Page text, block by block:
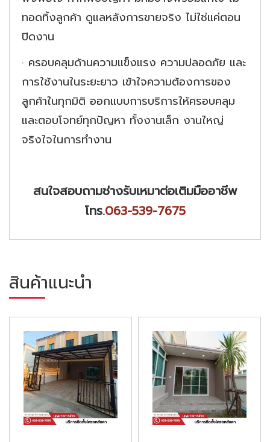
ทอดทิ้งลูกค้า ดูแลหลังการขายจริง ไม่ใช่แค่ตอน
ปิดงาน
· ครอบคลุมด้านความแข็งแรง ความปลอดภัย และ
การใช้งานในระยะยาว เข้าใจความต้องการของ
ลูกค้าในทุกมิติ ออกแบบการบริการให้ครอบคลุม
และตอบโจทย์ทุกปัญหา ทั้งงานเล็ก งานใหญ่
จริงใจในการทำงาน
สนใจสอบถามช่างรับเหมาต่อเติมมืออาชีพ
โทร.063-539-7675
สินค้าแนะนำ